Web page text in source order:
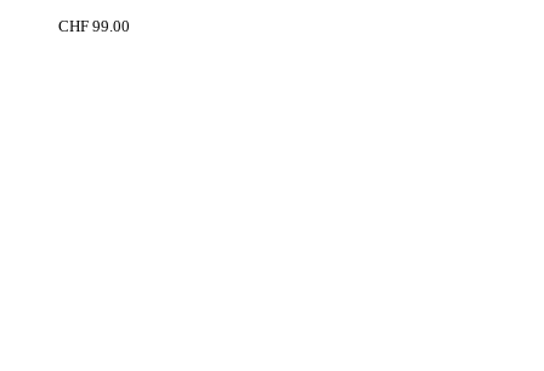
CHF 99.00